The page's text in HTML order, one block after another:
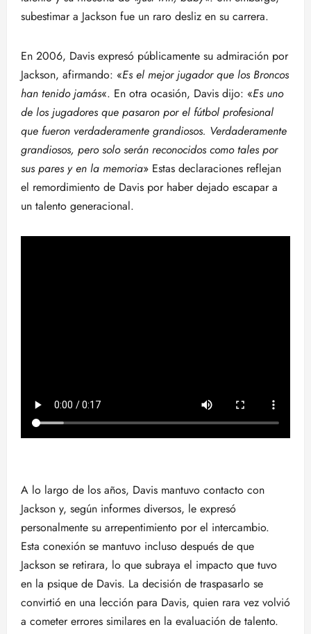
subestimar a Jackson fue un raro desliz en su carrera.
En 2006, Davis expresó públicamente su admiración por
Jackson, afirmando: «Es el mejor jugador que los Broncos
han tenido jamás«. En otra ocasión, Davis dijo: «Es uno
de los jugadores que pasaron por el fútbol profesional
que fueron verdaderamente grandiosos. Verdaderamente
grandiosos, pero solo serán reconocidos como tales por
sus pares y en la memoria» Estas declaraciones reflejan
el remordimiento de Davis por haber dejado escapar a
un talento generacional.
A lo largo de los años, Davis mantuvo contacto con
Jackson y, según informes diversos, le expresó
personalmente su arrepentimiento por el intercambio.
Esta conexión se mantuvo incluso después de que
Jackson se retirara, lo que subraya el impacto que tuvo
en la psique de Davis. La decisión de traspasarlo se
convirtió en una lección para Davis, quien rara vez volvió
a cometer errores similares en la evaluación de talento.